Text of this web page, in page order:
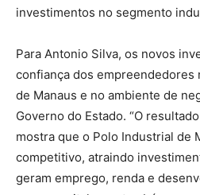
investimentos no segmento
Para Antonio Silva, os novos
confiança dos empreendedores
de Manaus e no ambiente de
Governo do Estado. “O
mostra que o Polo Industrial de
competitivo, atraindo
geram emprego, renda e